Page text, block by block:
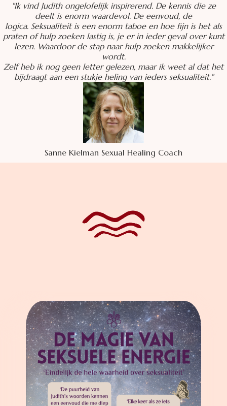
"Ik vind Judith ongelofelijk inspirerend. De kennis die ze
deelt is enorm waardevol. De eenvoud, de
logica. Seksualiteit is een enorm taboe en hoe fijn is het als
praten of hulp zoeken lastig is, je er in ieder geval over kunt
lezen. Waardoor de stap naar hulp zoeken makkelijker
wordt.
Zelf heb ik nog geen letter gelezen, maar ik weet al dat het
bijdraagt aan een stukje heling van ieders seksualiteit."
Sanne Kielman Sexual Healing Coach